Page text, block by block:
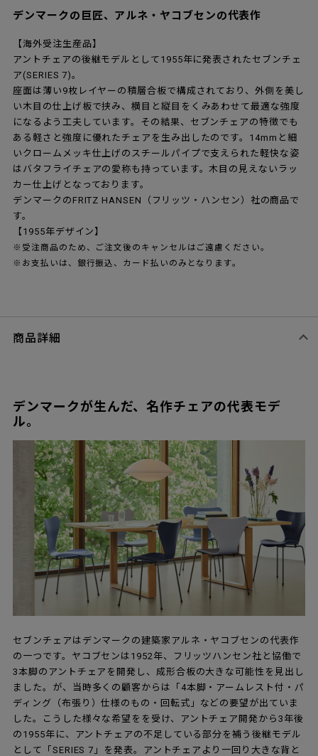
デンマークの巨匠、アルネ・ヤコブセンの代表作
【海外受注生産品】
アントチェアの後継モデルとして1955年に発表されたセブンチェ
ア(SERIES 7)。
座面は薄い9枚レイヤーの積層合板で構成されており、外側を美し
い木目の仕上げ板で挟み、横目と縦目をくみあわせて最適な強度
になるよう工夫しています。その結果、セブンチェアの特徴でも
ある軽さと強度に優れたチェアを生み出したのです。14mmと細
いクロームメッキ仕上げのスチールパイプで支えられた軽快な姿
はバタフライチェアの愛称も持っています。木目の見えないラッ
カー仕上げとなっております。
デンマークのFRITZ HANSEN（フリッツ・ハンセン）社の商品で
す。
【1955年デザイン】
※受注商品のため、ご注文後のキャンセルはご遠慮ください。
※お支払いは、銀行振込、カード払いのみとなります。
商品詳細
デンマークが生んだ、名作チェアの代表モデ
ル。
セブンチェアはデンマークの建築家アルネ・ヤコブセンの代表作
の一つです。ヤコブセンは1952年、フリッツハンセン社と協働で
3本脚のアントチェアを開発し、成形合板の大きな可能性を見出し
ました。が、当時多くの顧客からは「4本脚・アームレスト付・パ
ディング（布張り）仕様のもの・回転式」などの要望が出ていま
した。こうした様々な希望をを受け、アントチェア開発から3年後
の1955年に、アントチェアの不足している部分を補う後継モデル
として「SERIES 7」を発表。アントチェアより一回り大きな背と